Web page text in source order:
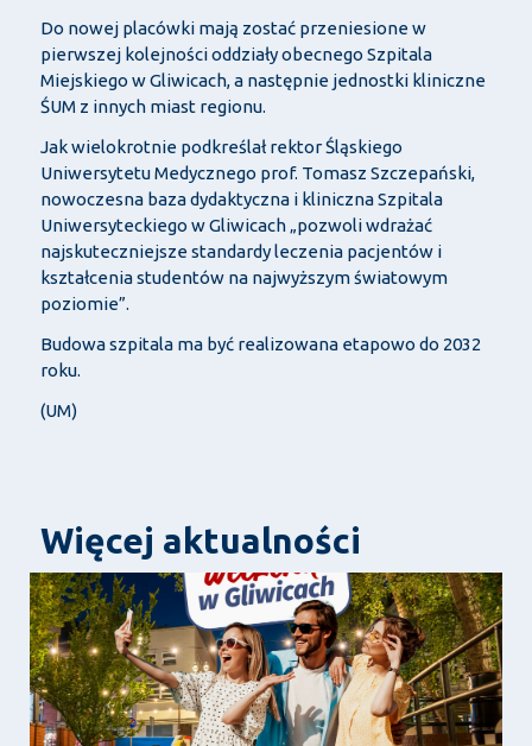
Do nowej placówki mają zostać przeniesione w
pierwszej kolejności oddziały obecnego Szpitala
Miejskiego w Gliwicach, a następnie jednostki kliniczne
ŚUM z innych miast regionu.
Jak wielokrotnie podkreślał rektor Śląskiego
Uniwersytetu Medycznego prof. Tomasz Szczepański,
nowoczesna baza dydaktyczna i kliniczna Szpitala
Uniwersyteckiego w Gliwicach „pozwoli wdrażać
najskuteczniejsze standardy leczenia pacjentów i
kształcenia studentów na najwyższym światowym
poziomie”.
Budowa szpitala ma być realizowana etapowo do 2032
roku.
(UM)
Więcej aktualności